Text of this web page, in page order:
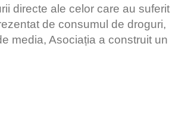
directe ale celor care au suferit
de consumul de droguri,
media, Asociația a construit un